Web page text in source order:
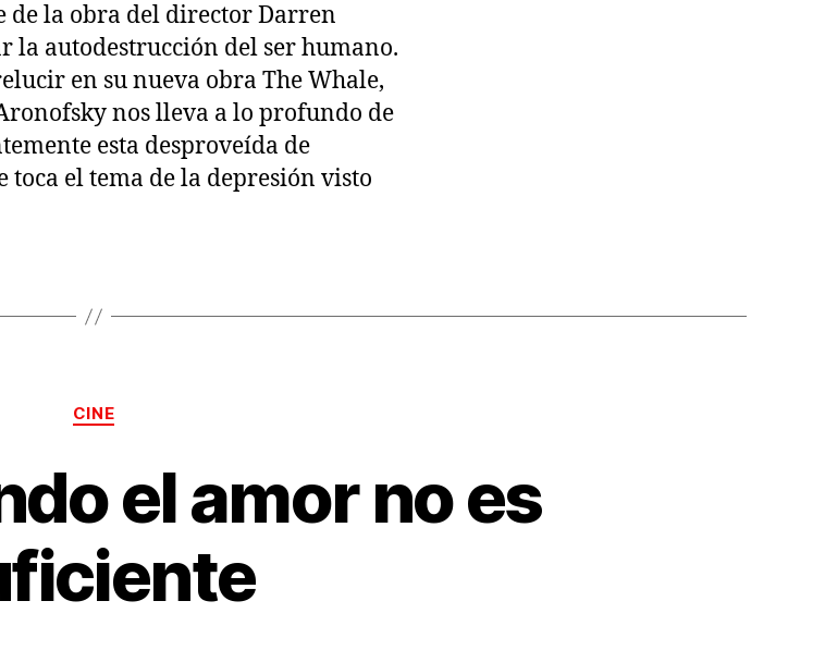
de la obra del director Darren
la autodestrucción del ser humano.
en su nueva obra The Whale,
nos lleva a lo profundo de
esta desproveída de
toca el tema de la depresión visto
Categorías
CINE
el amor no es